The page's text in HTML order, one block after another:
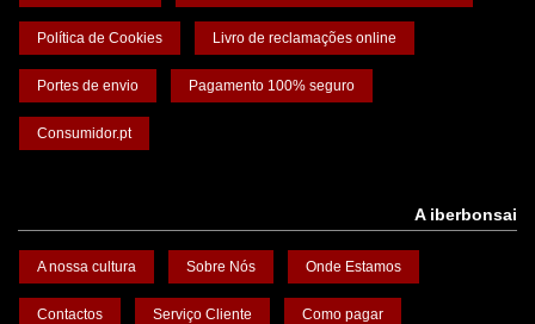
Política de Cookies Livro de reclamações online
Portes de envio Pagamento 100% seguro
Consumidor.pt
A iberbonsai
A nossa cultura Sobre Nós Onde Estamos
Contactos Serviço Cliente Como pagar